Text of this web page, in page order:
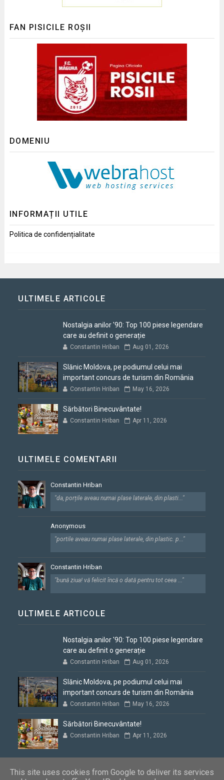
FAN PISICILE ROȘII
DOMENIU
INFORMAȚII UTILE
Politica de confidențialitate
ULTIMELE ARTICOLE
Nostalgia anilor '90: Top 100 piese legendare
care au definit o generație
Constantin Hriban Aug 01, 2026
Slănic Moldova, pe podiumul celui mai
important concurs de turism din România
Constantin Hriban May 16, 2026
Sărbători Binecuvântate!
Constantin Hriban Apr 11, 2026
ULTIMELE COMENTARII
Constantin Hriban
"da, porțile aveau numai plase laterale, din plasti..."
Anonymous
"portile aveau numai plase laterale, din plastic. p..."
Constantin Hriban
"bună ziua! vă felicit încă o dată pentru tot ceea ..."
ULTIMELE ARTICOLE
Nostalgia anilor '90: Top 100 piese legendare
care au definit o generație
Constantin Hriban Aug 01, 2026
Slănic Moldova, pe podiumul celui mai
important concurs de turism din România
Constantin Hriban May 16, 2026
Sărbători Binecuvântate!
Constantin Hriban Apr 11, 2026
This site uses cookies from Google to deliver its services